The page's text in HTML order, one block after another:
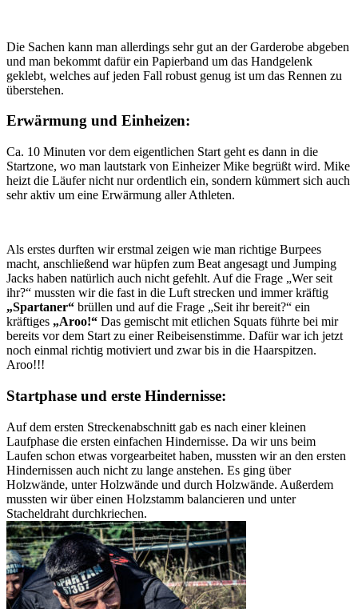
Die Sachen kann man allerdings sehr gut an der Garderobe abgeben
und man bekommt dafür ein Papierband um das Handgelenk
geklebt, welches auf jeden Fall robust genug ist um das Rennen zu
überstehen.
Erwärmung und Einheizen:
Ca. 10 Minuten vor dem eigentlichen Start geht es dann in die
Startzone, wo man lautstark von Einheizer Mike begrüßt wird. Mike
heizt die Läufer nicht nur ordentlich ein, sondern kümmert sich auch
sehr aktiv um eine Erwärmung aller Athleten.
Als erstes durften wir erstmal zeigen wie man richtige Burpees
macht, anschließend war hüpfen zum Beat angesagt und Jumping
Jacks haben natürlich auch nicht gefehlt. Auf die Frage „Wer seit
ihr?“ mussten wir die fast in die Luft strecken und immer kräftig
„Spartaner“ brüllen und auf die Frage „Seit ihr bereit?“ ein
kräftiges „Aroo!“ Das gemischt mit etlichen Squats führte bei mir
bereits vor dem Start zu einer Reibeisenstimme. Dafür war ich jetzt
noch einmal richtig motiviert und zwar bis in die Haarspitzen.
Aroo!!!
Startphase und erste Hindernisse:
Auf dem ersten Streckenabschnitt gab es nach einer kleinen
Laufphase die ersten einfachen Hindernisse. Da wir uns beim
Laufen schon etwas vorgearbeitet haben, mussten wir an den ersten
Hindernissen auch nicht zu lange anstehen. Es ging über
Holzwände, unter Holzwände und durch Holzwände. Außerdem
mussten wir über einen Holzstamm balancieren und unter
Stacheldraht durchkriechen.